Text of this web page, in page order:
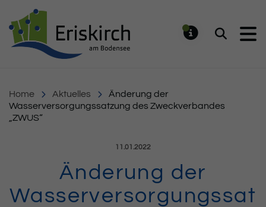
Suchen
Home Aktuelles
Änderung der
Wasserversorgungssatzung des Zweckverbandes
„ZWUS“
Veröffentlicht am:
11.01.2022
Änderung der
Wasserversorgungssat